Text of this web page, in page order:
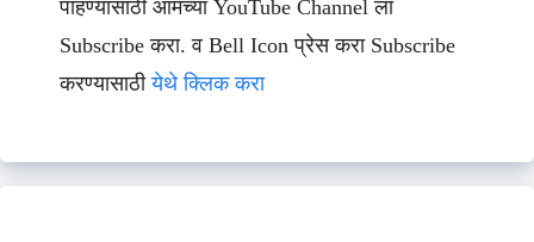
पाहण्यासाठी आमच्या YouTube Channel ला
Subscribe करा. व Bell Icon प्रेस करा Subscribe
करण्यासाठीयेथे क्लिक करा